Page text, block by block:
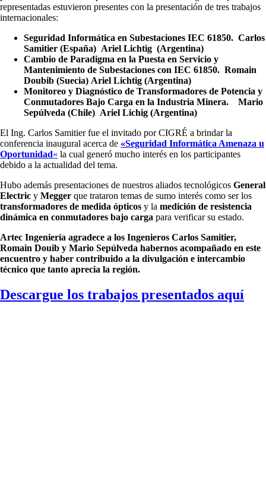
representadas estuvieron presentes con la presentación de tres trabajos
internacionales:
Seguridad Informática en Subestaciones IEC 61850. Carlos
Samitier (España) Ariel Lichtig (Argentina)
Cambio de Paradigma en la Puesta en Servicio y
Mantenimiento de Subestaciones con IEC 61850. Romain
Doubib (Suecia) Ariel Lichtig (Argentina)
Monitoreo y Diagnóstico de Transformadores de Potencia y
Conmutadores Bajo Carga en la Industria Minera. Mario
Sepúlveda (Chile) Ariel Lichig (Argentina)
El Ing. Carlos Samitier fue el invitado por CIGRÉ a brindar la
conferencia inaugural acerca de «Seguridad Informática Amenaza u
Oportunidad« la cual generó mucho interés en los participantes
debido a la actualidad del tema.
Hubo además presentaciones de nuestros aliados tecnológicos General
Electric y Megger que trataron temas de sumo interés como ser los
transformadores de medida ópticos y la medición de resistencia
dinámica en conmutadores bajo carga para verificar su estado.
Artec Ingeniería agradece a los Ingenieros Carlos Samitier,
Romain Douib y Mario Sepúlveda habernos acompañado en este
encuentro y haber contribuido a la divulgación e intercambio
técnico que tanto aprecia la región.
Descargue los trabajos presentados aquí